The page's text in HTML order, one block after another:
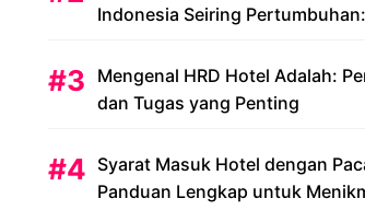
Indonesia Seiring Pertumbuhan:
Mengenal HRD Hotel Adalah:
dan Tugas yang Penting
Syarat Masuk Hotel dengan
Panduan Lengkap untuk